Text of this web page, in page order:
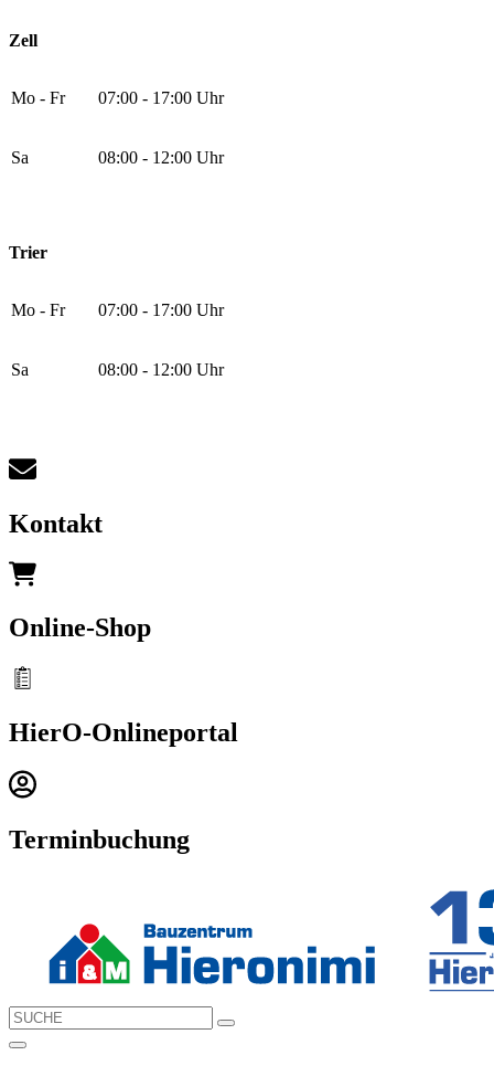
Zell
Mo - Fr 07:00 - 17:00 Uhr
Sa 08:00 - 12:00 Uhr
Trier
Mo - Fr 07:00 - 17:00 Uhr
Sa 08:00 - 12:00 Uhr
Kontakt
Online-Shop
HierO-Onlineportal
Terminbuchung